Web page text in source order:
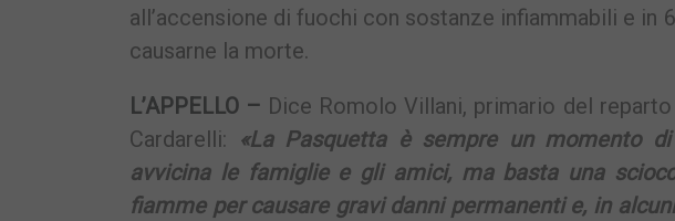
all’accensione di fuochi con sostanze infiammabili e in
causarne la morte.
L’APPELLO – Dice Romolo Villani, primario del
Cardarelli: «La Pasquetta è sempre un momento
avvicina le famiglie e gli amici, ma basta una
fiamme per causare gravi danni permanenti e, in